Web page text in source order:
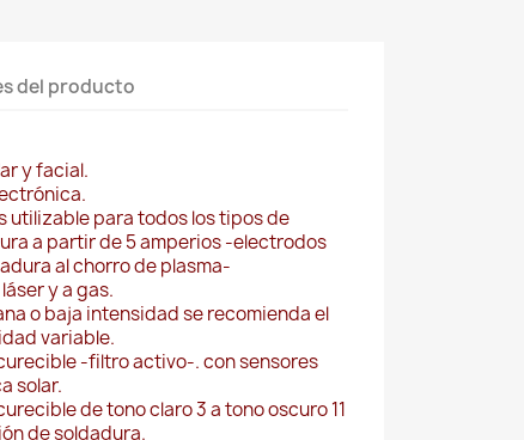
del producto
y facial.
utilizable para todos los tipos de
a partir de 5 amperios -electrodos
al chorro de plasma-
y a gas.
o baja intensidad se recomienda el
variable.
-filtro activo-. con sensores
solar.
de tono claro 3 a tono oscuro 11
de soldadura.